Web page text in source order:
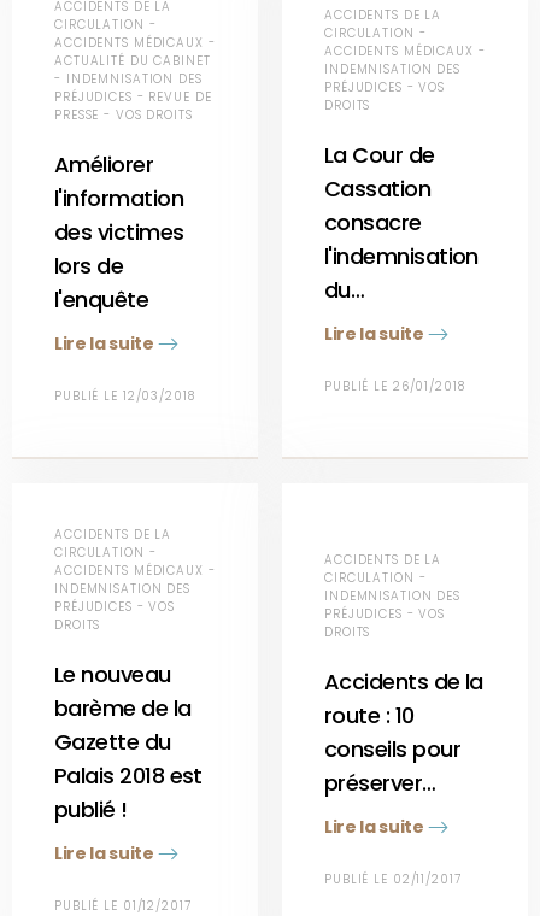
ACCIDENTS DE LA
CIRCULATION -
ACCIDENTS MÉDICAUX -
ACTUALITÉ DU CABINET
- INDEMNISATION DES
PRÉJUDICES - REVUE DE
PRESSE - VOS DROITS
Améliorer
l'information
des victimes
lors de
l'enquête
Lire la suite
PUBLIÉ LE 12/03/2018
ACCIDENTS DE LA
CIRCULATION -
ACCIDENTS MÉDICAUX -
INDEMNISATION DES
PRÉJUDICES - VOS
DROITS
La Cour de
Cassation
consacre
l'indemnisation
du…
Lire la suite
PUBLIÉ LE 26/01/2018
ACCIDENTS DE LA
CIRCULATION -
ACCIDENTS MÉDICAUX -
INDEMNISATION DES
PRÉJUDICES - VOS
DROITS
Le nouveau
barème de la
Gazette du
Palais 2018 est
publié !
Lire la suite
PUBLIÉ LE 01/12/2017
ACCIDENTS DE LA
CIRCULATION -
INDEMNISATION DES
PRÉJUDICES - VOS
DROITS
Accidents de la
route : 10
conseils pour
préserver…
Lire la suite
PUBLIÉ LE 02/11/2017